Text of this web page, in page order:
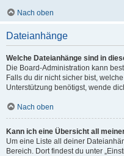
Nach oben
Dateianhänge
Welche Dateianhänge sind in
Die Board-Administration kann
Falls du dir nicht sicher bist,
Unterstützung benötigst, wende
Nach oben
Kann ich eine Übersicht all
Um eine Liste all deiner
Bereich. Dort findest du unter